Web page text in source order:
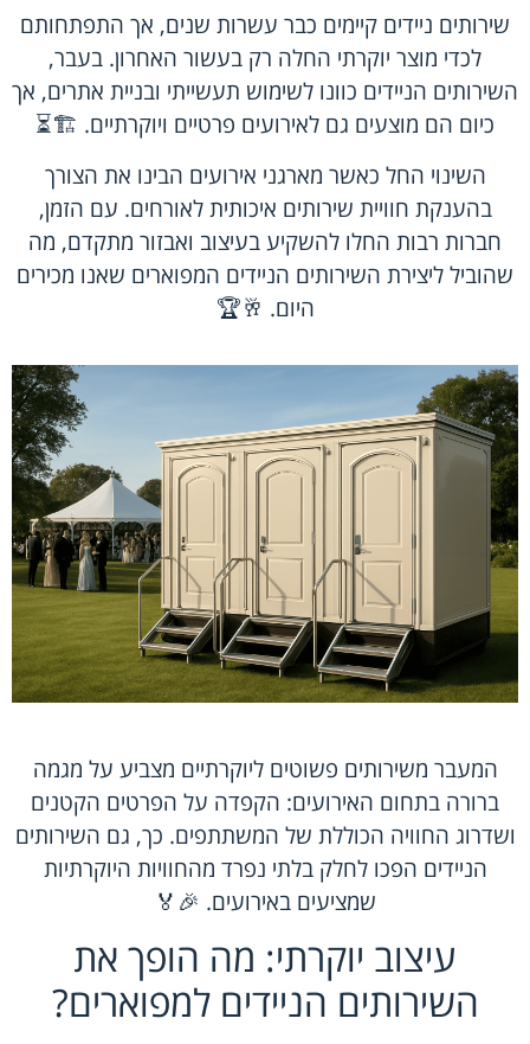
שירותים ניידים קיימים כבר עשרות שנים, אך התפתחותם
לכדי מוצר יוקרתי החלה רק בעשור האחרון. בעבר,
השירותים הניידים כוונו לשימוש תעשייתי ובניית אתרים, אך
כיום הם מוצעים גם לאירועים פרטיים ויוקרתיים. 🏗️⏳
השינוי החל כאשר מארגני אירועים הבינו את הצורך
בהענקת חוויית שירותים איכותית לאורחים. עם הזמן,
חברות רבות החלו להשקיע בעיצוב ואבזור מתקדם, מה
שהוביל ליצירת השירותים הניידים המפוארים שאנו מכירים
היום. 🥂🏆
המעבר משירותים פשוטים ליוקרתיים מצביע על מגמה
ברורה בתחום האירועים: הקפדה על הפרטים הקטנים
ושדרוג החוויה הכוללת של המשתתפים. כך, גם השירותים
הניידים הפכו לחלק בלתי נפרד מהחוויות היוקרתיות
שמציעים באירועים. 🎉🏅
עיצוב יוקרתי: מה הופך את
השירותים הניידים למפוארים?